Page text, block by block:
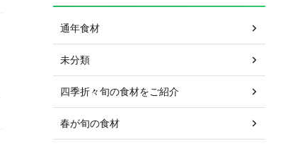
通年食材
未分類
四季折々旬の食材をご紹介
春が旬の食材